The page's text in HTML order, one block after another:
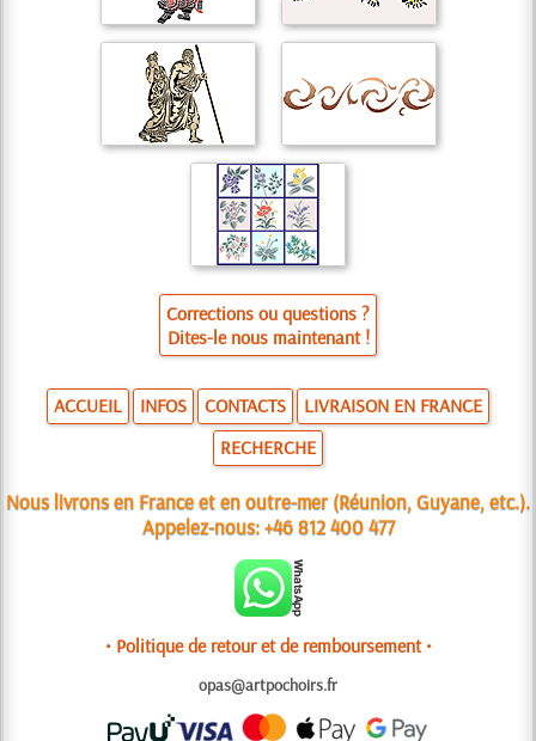
Corrections ou questions ?
Dites-le nous maintenant !
ACCUEIL INFOS CONTACTS
LIVRAISON EN FRANCE
RECHERCHE
Nous livrons en France et en outre-mer (Réunion, Guyane, etc.).
Appelez-nous:+46 812 400 477
• Politique de retour et de remboursement •
opas@artpochoirs.fr